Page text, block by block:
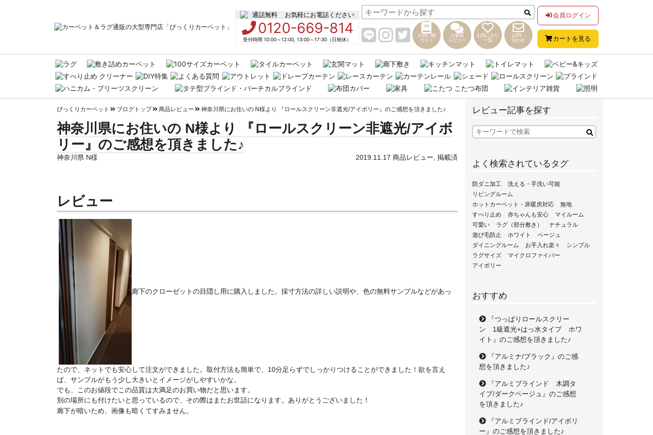
お気軽にお電話ください
0120-669-814
受付時間 10:00～12:00, 13:00～17:30（日祝休）
お買い物
ガイド
お客様
レビュー
お気に入り
一覧
お問い
合わせ
会員ログイン
カートを見る
びっくりカーペット ブログトップ 商品レビュー 神奈川県にお住いの N様より 『ロールスクリーン非遮光/アイボリー』のご感想を頂きました♪
神奈川県にお住いの N様より 『ロールスクリーン非遮光/アイボ
リー』のご感想を頂きました♪
神奈川県 N様 2019.11.17 商品レビュー 掲載済
レビュー
廊下のクローゼットの目隠し用に購入しました。採寸方法の詳しい説明や、色の無料サンプルなどがあっ
たので、ネットでも安心して注文ができました。取付方法も簡単で、10分足らずでしっかりつけることができました！欲を言え
ば、サンプルがもう少し大きいとイメージがしやすいかな。
でも、このお値段でこの品質は大満足のお買い物だと思います。
別の場所にも付けたいと思っているので、その際はまたお世話になります。ありがとうございました！
廊下が暗いため、画像も暗くてすみません。
レビュー記事を探す
よく検索されているタグ
防ダニ加工
洗える・手洗い可能
リビングルーム
ホットカーペット・床暖房対応
無地
すべり止め
赤ちゃんも安心
マイルーム
可愛い
ラグ（部分敷き）
ナチュラル
遊び毛防止
ホワイト
ベージュ
ダイニングルーム
お手入れ楽々
シンプル
ラグサイズ
マイクロファイバー
アイボリー
おすすめ
『つっぱりロールスクリー
ン 1級遮光+はっ水タイプ ホワ
イト』のご感想を頂きました♪
『アルミナ/ブラック』のご感
想を頂きました♪
『アルミブラインド 木調タ
イプ/ダークベージュ』のご感想
を頂きました♪
『アルミブラインド/アイボリ
ー』のご感想を頂きました♪